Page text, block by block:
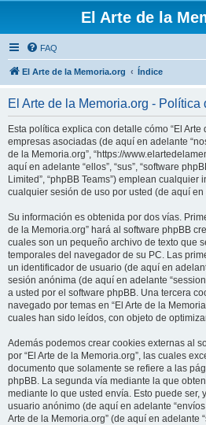
El Arte de la
FAQ
El Arte de la Memoria.org Índice
El Arte de la Memoria.org - Política
Esta política explica con detalle cómo “El
empresas asociadas (de aquí en adelante
de la Memoria.org”, “https://
aquí en adelante “ellos”, “sus”, “software
Limited”, “phpBB Teams”) emplean
cualquier sesión de uso por usted (de aquí en
Su información es obtenida por dos vías.
de la Memoria.org” hará al software phpBB
cuales son un pequeño archivo de texto que
temporales del navegador de su PC. Las
un identificador de usuario (de aquí en
sesión anónima (de aquí en adelante
a usted por el software phpBB. Una tercera
navegado por temas en “El Arte de la
cuales han sido leídos, con objeto de
Además podemos crear cookies externas al
por “El Arte de la Memoria.org”, las cuales
documento que solamente se refiere a las
phpBB. La segunda vía mediante la que
mediante lo que usted envía. Esto puede ser,
usuario anónimo (de aquí en adelante “envíos
Arte de la Memoria.org” (de aquí en adelante